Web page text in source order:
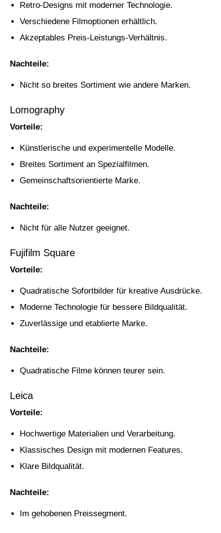
Retro-Designs mit moderner Technologie.
Verschiedene Filmoptionen erhältlich.
Akzeptables Preis-Leistungs-Verhältnis.
Nachteile:
Nicht so breites Sortiment wie andere Marken.
Lomography
Vorteile:
Künstlerische und experimentelle Modelle.
Breites Sortiment an Spezialfilmen.
Gemeinschaftsorientierte Marke.
Nachteile:
Nicht für alle Nutzer geeignet.
Fujifilm Square
Vorteile:
Quadratische Sofortbilder für kreative Ausdrücke.
Moderne Technologie für bessere Bildqualität.
Zuverlässige und etablierte Marke.
Nachteile:
Quadratische Filme können teurer sein.
Leica
Vorteile:
Hochwertige Materialien und Verarbeitung.
Klassisches Design mit modernen Features.
Klare Bildqualität.
Nachteile:
Im gehobenen Preissegment.